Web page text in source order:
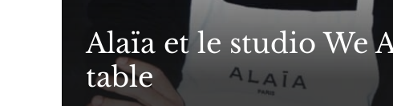
Alaïa et le studio We
table